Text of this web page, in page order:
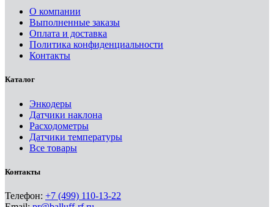
О компании
Выполненные заказы
Оплата и доставка
Политика конфиденциальности
Контакты
Каталог
Энкодеры
Датчики наклона
Расходометры
Датчики температуры
Все товары
Контакты
Телефон: +7 (499) 110-13-22